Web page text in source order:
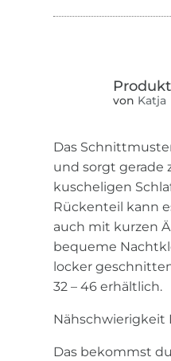
von Katja
Das
und sorgt gerade
kuscheligen
Rückenteil kann
auch mit kurzen
bequeme
locker
32 – 46 erhältlich.
Nähschwierigkeit
Das bekommst